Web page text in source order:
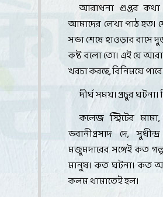
আরাধনা গুপ্তর কথা
আমাদের লেখা পাঠ হত।
সভা শেষে হাওড়ার
কষ্ট বলো তো। এই যে
খরচা করছে,বিনিময়ে
দীর্ঘ সময়। প্রচুর
কলেজ স্ট্রিটের মামা
ভবানীপ্রসাদ দে,
মজুমদারের সঙ্গেই কত
মানুষ। কত ঘটনা। কত
কলম থামাতেই হল।